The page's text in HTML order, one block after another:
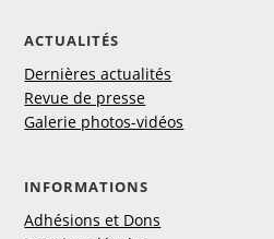
ACTUALITÉS
Dernières actualités
Revue de presse
Galerie photos-vidéos
INFORMATIONS
Adhésions et Dons